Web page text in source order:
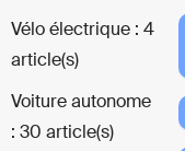
Vélo électrique : 4
article(s)
Voiture autonome
: 30 article(s)